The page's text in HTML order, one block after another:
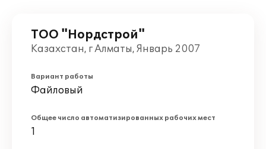
ТОО "Нордстрой"
Казахстан, г Алматы, Январь 2007
Вариант работы
Файловый
Общее число автоматизированных рабочих мест
1